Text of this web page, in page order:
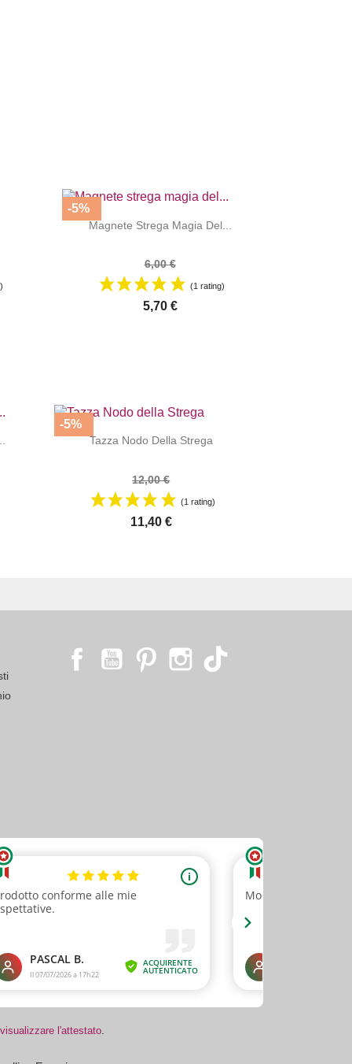
 | 
Magnete Strega Magia Del...
6,00 €
(1 rating)
5,70 €
-5%
 | 
Tazza Nodo Della Strega
12,00 €
(1 rating)
11,40 €
-5%
FacebookYouTubePinterest Instagram
l'attestato.